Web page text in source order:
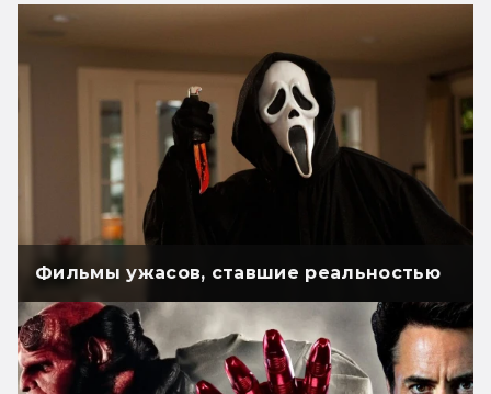
Фильмы ужасов, ставшие реальностью